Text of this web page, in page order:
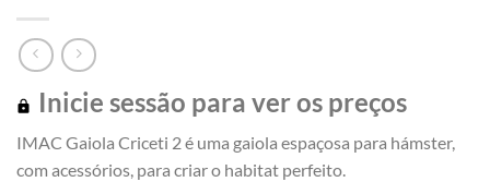
Inicie sessão para ver os preços
IMAC Gaiola Criceti 2 é uma gaiola espaçosa para hámster,
com acessórios, para criar o habitat perfeito.